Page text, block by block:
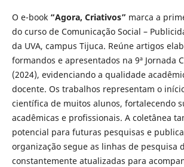
O e-book “Agora, Criativos” marca a
do curso de Comunicação Social –
da UVA, campus Tijuca. Reúne artigos
formandos e apresentados na 9ª Jornada
(2024), evidenciando a qualidade
docente. Os trabalhos representam o
científica de muitos alunos, fortalecendo
acadêmicas e profissionais. A coletânea
potencial para futuras pesquisas e
organização segue as linhas de pesquisa
constantemente atualizadas para